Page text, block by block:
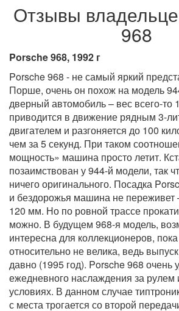
Отзывы
968
Porsche 968, 1992 г
Porsche 968 - не самый яркий
Порше, очень он похож на модель
дверный автомобиль – вес всего-то
приводится в движение рядным 3-
двигателем и разгоняется до 100
чем за 5 секунд. При таком
мощность» машина просто летит.
позаимствован у 944-й модели, так
ничего оригинального. Посадка
и бездорожья машина не переживет
120 мм. Но по ровной трассе
можно. В будущем 968-я модель,
интересна для коллекционеров,
относительно не велика, ведь
давно (1995 год). Porsche 968 очень
ежедневного наслаждения за рулем
условиях. В данном случае
с места трогается со второй